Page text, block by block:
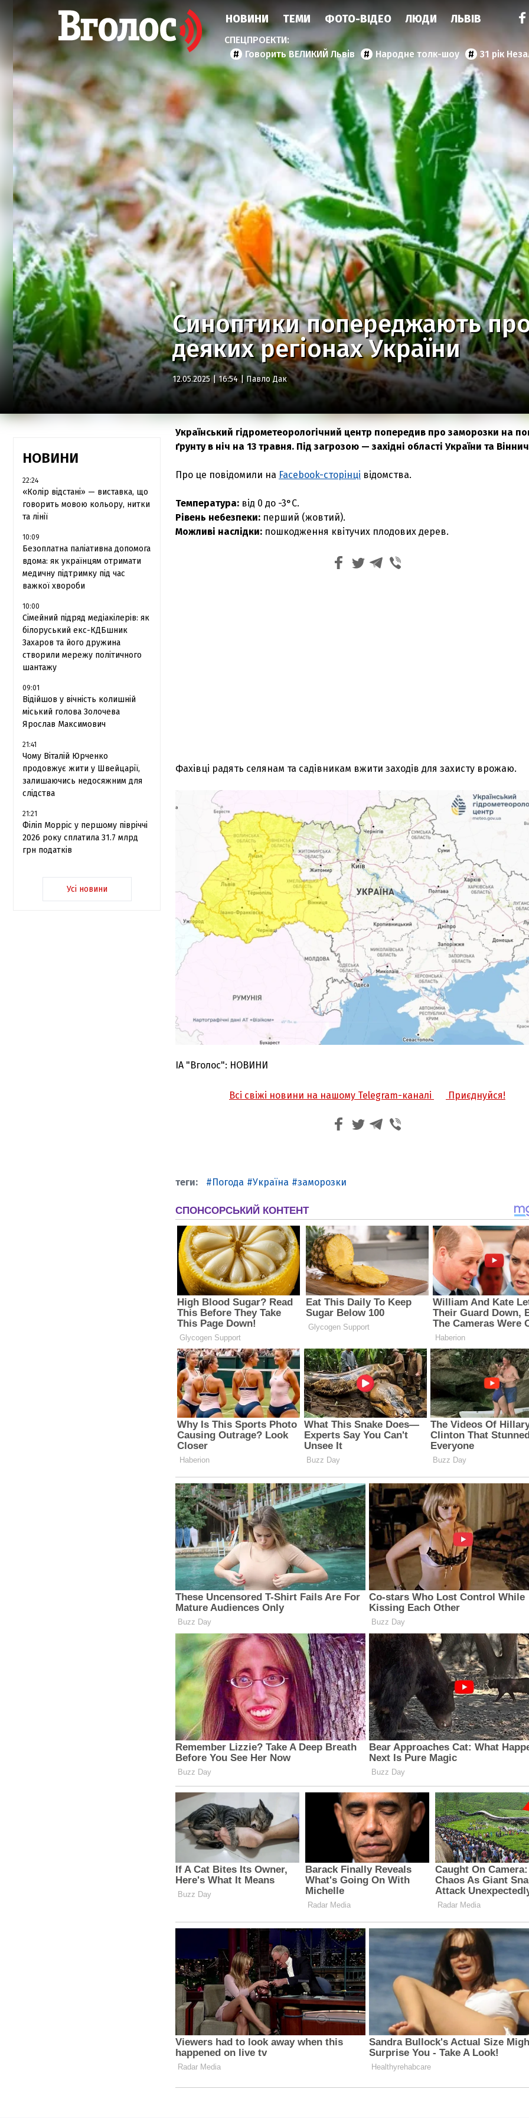
НОВИНИ ТЕМИ ФОТО-ВІДЕО ЛЮДИ ЛЬВІВ
Говорить ВЕЛИКИЙ Львів Народне толк-шоу 31 рік
Синоптики попереджають
деяких регіонах України
12.05.2025 | 16:54 | Павло Дак
НОВИНИ
22:24
«Колір відстані» — виставка, що
говорить мовою кольору, нитки
та лінії
10:09
Безоплатна паліативна допомога
вдома: як українцям отримати
медичну підтримку під час
важкої хвороби
10:00
Сімейний підряд медіакілерів: як
білоруський екс-КДБшник
Захаров та його дружина
створили мережу політичного
шантажу
09:01
Відійшов у вічність колишній
міський голова Золочева
Ярослав Максимович
21:41
Чому Віталій Юрченко
продовжує жити у Швейцарії,
залишаючись недосяжним для
слідства
21:21
Філіп Морріс у першому півріччі
2026 року сплатила 31.7 млрд
грн податків
Усі новини
Український гідрометеорологічний центр попередив про заморозки на
ґрунту в ніч на 13 травня. Під загрозою — західні області України та
Про це повідомили на Facebook-сторінці відомства.
Температура: від 0 до -3°C.
Рівень небезпеки: перший (жовтий).
Можливі наслідки: пошкодження квітучих плодових дерев.
Фахівці радять селянам та садівникам вжити заходів для захисту врожаю.
ІА "Вголос": НОВИНИ
Всі свіжі новини на нашому Telegram-каналі Приєднуйся!
Погода Україна заморозки